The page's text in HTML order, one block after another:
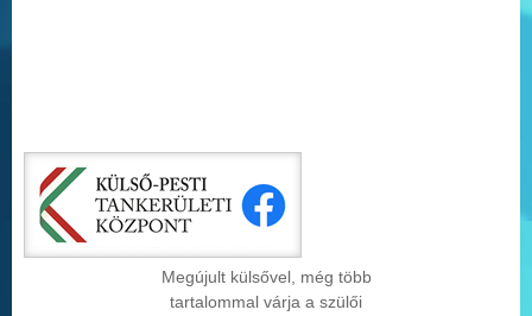
Megújult külsővel, még több
tartalommal várja a szülői